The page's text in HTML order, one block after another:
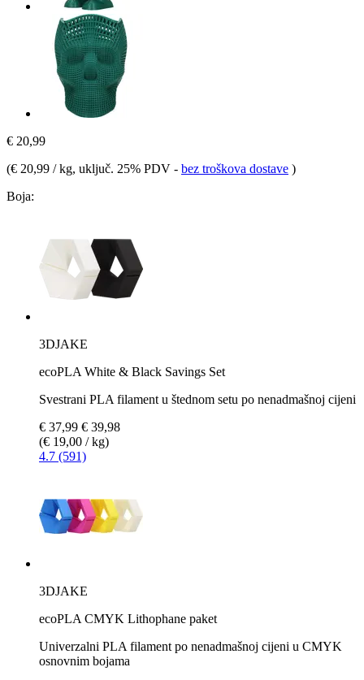
€ 20,99
(€ 20,99 / kg, uključ. 25% PDV - bez troškova dostave )
Boja:
3DJAKE
ecoPLA White & Black Savings Set
Svestrani PLA filament u štednom setu po nenadmašnoj cijeni
€ 37,99 € 39,98
(€ 19,00 / kg)
4.7 (591)
3DJAKE
ecoPLA CMYK Lithophane paket
Univerzalni PLA filament po nenadmašnoj cijeni u CMYK
osnovnim bojama